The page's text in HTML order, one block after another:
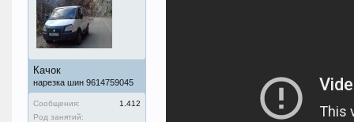
Качок
нарезка шин 9614759045
Сообщения:
1.412
Род занятий: